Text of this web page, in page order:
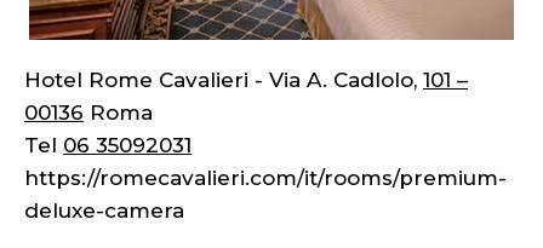
Hotel Rome Cavalieri - Via A. Cadlolo, 101 –
00136 Roma
Tel 06 35092031
https://romecavalieri.com/it/rooms/premium-
deluxe-camera